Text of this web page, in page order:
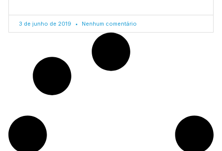
3 de junho de 2019 Nenhum comentário